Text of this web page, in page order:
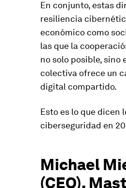
En conjunto, estas
resiliencia
económico como
las que la
no solo posible, sino
colectiva ofrece un
digital compartido.
Esto es lo que dicen
ciberseguridad en
Michael
(CEO),